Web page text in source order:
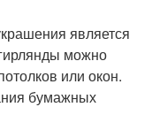
является
можно
или окон.
бумажных